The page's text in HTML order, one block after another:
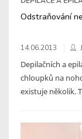
Odstraňování
14.06.2013
Depilačních a
chloupků na
existuje několik.